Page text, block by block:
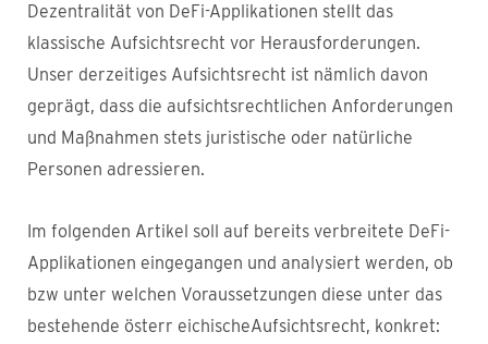
Dezentralität von DeFi-Applikationen stellt das
klassische Aufsichtsrecht vor Herausforderungen.
Unser derzeitiges Aufsichtsrecht ist nämlich davon
geprägt, dass die aufsichtsrechtlichen Anforderungen
und Maßnahmen stets juristische oder natürliche
Personen adressieren.
Im folgenden Artikel soll auf bereits verbreitete DeFi-
Applikationen eingegangen und analysiert werden, ob
bzw unter welchen Voraussetzungen diese unter das
bestehende österr eichischeAufsichtsrecht, konkret: